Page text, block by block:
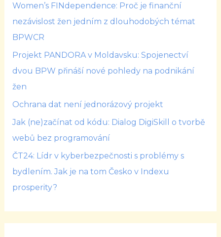
Women’s FINdependence: Proč je finanční
nezávislost žen jedním z dlouhodobých témat
BPWCR
Projekt PANDORA v Moldavsku: Spojenectví
dvou BPW přináší nové pohledy na podnikání
žen
Ochrana dat není jednorázový projekt
Jak (ne)začínat od kódu: Dialog DigiSkill o tvorbě
webů bez programování
ČT24: Lídr v kyberbezpečnosti s problémy s
bydlením. Jak je na tom Česko v Indexu
prosperity?